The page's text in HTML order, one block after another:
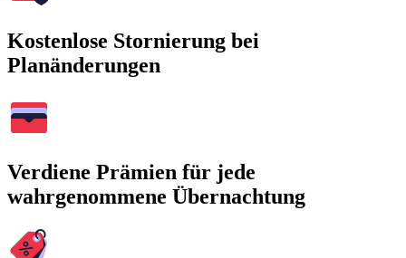
Kostenlose Stornierung bei
Planänderungen
Verdiene Prämien für jede
wahrgenommene Übernachtung